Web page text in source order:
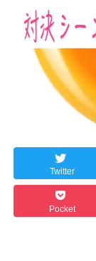
Twitter
Pocket